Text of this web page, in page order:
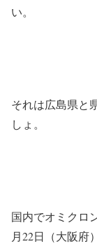
い。
それは広島県と
しょ。
国内でオミクロ
月22日（大阪府